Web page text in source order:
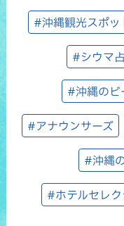
#沖縄観光スポッ
#シウマ
#沖縄のビ
#アナウンサーズ
#沖縄
#ホテルセレ